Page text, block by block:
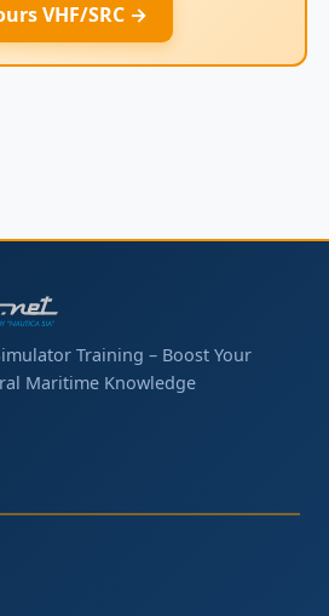
VHF/SRC →
Training – Boost Your
Maritime Knowledge